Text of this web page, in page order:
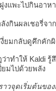
งแพะไปกินอาห
งกินผลเชอรี่จ
งี่ยมกลับดูคึกคัก
ยมไปด้วยพลัง
าวจุดเริ่มต้นขอ